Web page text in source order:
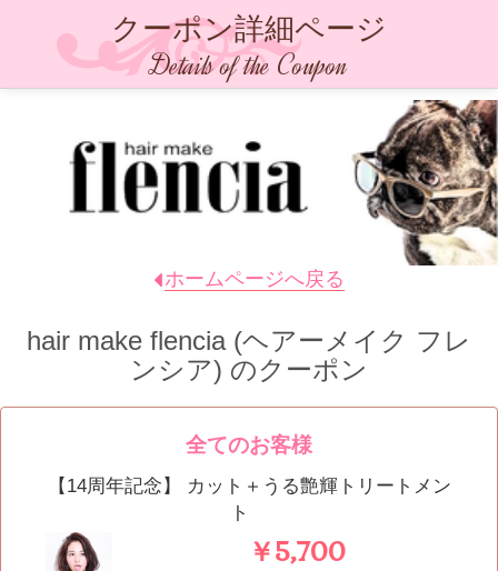
クーポン詳細ページ
Details of the Coupon
ホームページへ戻る
hair make flencia (ヘアーメイク フレ
ンシア) のクーポン
全てのお客様
【14周年記念】 カット＋うる艶輝トリートメン
ト
￥5,700